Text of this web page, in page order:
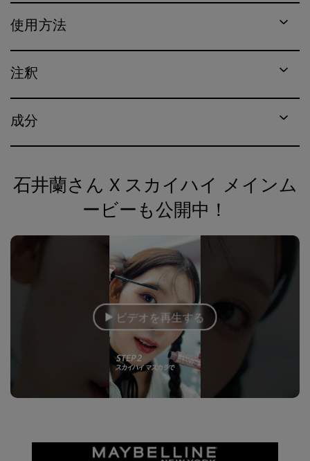
使用方法
注釈
成分
石井蘭さん X スカイハイ メインム
ービーも公開中！
ビデオを再生する